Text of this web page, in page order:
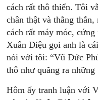
cách rất thô thiển. Tôi
chân thật và thẳng
cách rất máy móc,
Xuân Diệu gọi anh là
nói với tôi: “Vũ Đức
thô như quăng ra những
Hôm ấy tranh luận với